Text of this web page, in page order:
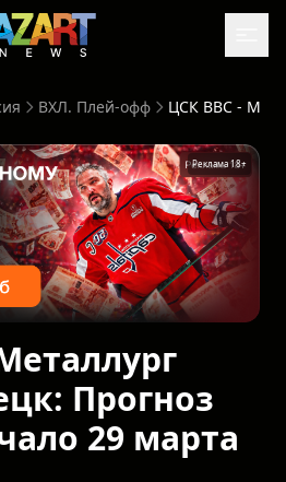
ВХЛ. Плей-офф
Реклама 18+
Прогноз
29 марта